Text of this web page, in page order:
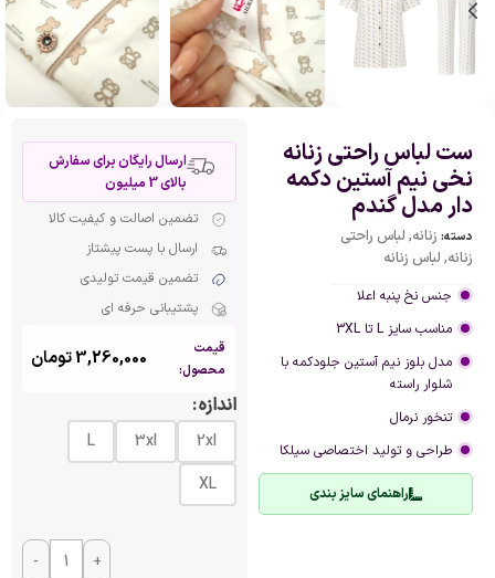
ست لباس راحتی زنانه
نخی نیم آستین دکمه
دار مدل گندم
دسته: زنانه, لباس راحتی
زنانه, لباس زنانه
جنس نخ پنبه اعلا
مناسب سایز L تا 3XL
مدل بلوز نیم آستین جلودکمه با
شلوار راسته
تنخور نرمال
طراحی و تولید اختصاصی سیلکا
راهنمای سایز بندی
ارسال رایگان برای سفارش
بالای 3 میلیون
تضمین اصالت و کیفیت کالا
ارسال با پست پیشتاز
تضمین قیمت تولیدی
پشتیبانی حرفه ای
قیمت
محصول:
3,260,000تومان
اندازه
2xl
3xl
L
XL
- +